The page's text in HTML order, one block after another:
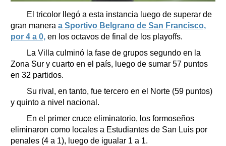
El tricolor llegó a esta instancia luego de superar de
gran manera a Sportivo Belgrano de San Francisco,
por 4 a 0, en los octavos de final de los playoffs.
La Villa culminó la fase de grupos segundo en la
Zona Sur y cuarto en el país, luego de sumar 57 puntos
en 32 partidos.
Su rival, en tanto, fue tercero en el Norte (59 puntos)
y quinto a nivel nacional.
En el primer cruce eliminatorio, los formoseños
eliminaron como locales a Estudiantes de San Luis por
penales (4 a 1), luego de igualar 1 a 1.